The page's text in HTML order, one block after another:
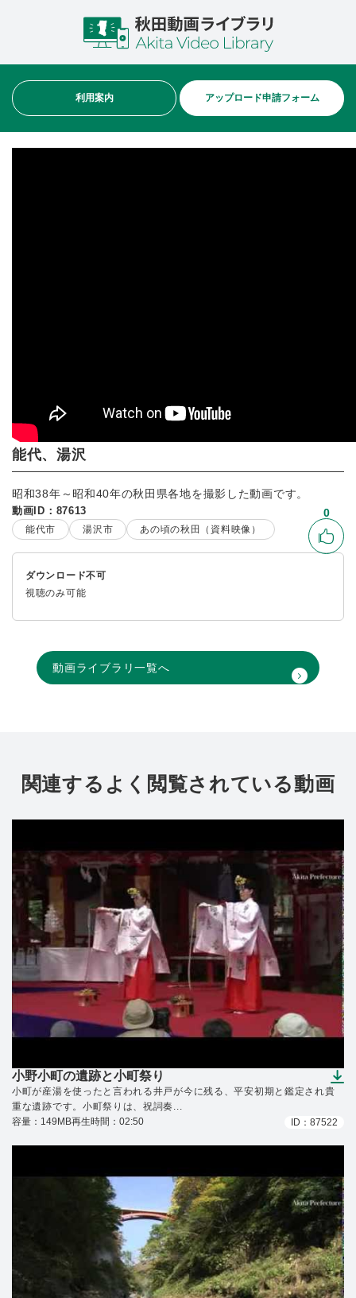
利用案内 アップロード申請フォーム
能代、湯沢
昭和38年～昭和40年の秋田県各地を撮影した動画です。
動画ID：87613
能代市 湯沢市 あの頃の秋田（資料映像）
いい
0
ダウンロード不可
視聴のみ可能
動画ライブラリ一覧へ
関連するよく閲覧されている動画
小野小町の遺跡と小町祭り
（ダウンロードできます）
小町が産湯を使ったと言われる井戸が今に残る、平安初期と鑑定され貴
重な遺跡です。小町祭りは、祝詞奏...
容量：149MB再生時間：02:50 ID：87522